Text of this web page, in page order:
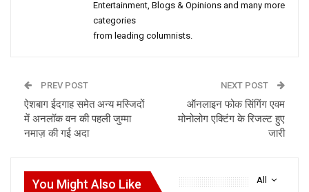
Entertainment, Blogs & Opinions and many more
categories
from leading columnists.
PREV POST
ऐशबाग ईदगाह समेत अन्य मस्जिदों
में अनलॉक वन की पहली जुम्मा
नमाज़ की गई अदा
NEXT POST
ऑनलाइन फोक सिंगिंग एवम
मोनोलोग एक्टिंग के रिजल्ट हुए
जारी
All
You Might Also Like